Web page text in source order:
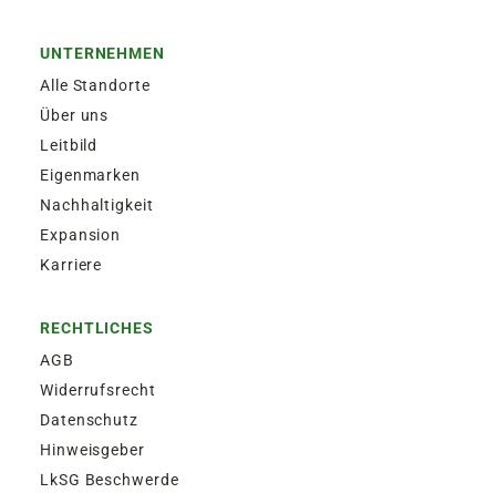
UNTERNEHMEN
Alle Standorte
Über uns
Leitbild
Eigenmarken
Nachhaltigkeit
Expansion
Karriere
RECHTLICHES
AGB
Widerrufsrecht
Datenschutz
Hinweisgeber
LkSG Beschwerde